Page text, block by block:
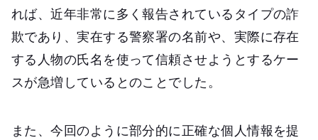
れば、近年非常に多く報告されているタイプの詐
欺であり、実在する警察署の名前や、実際に存在
する人物の氏名を使って信頼させようとするケー
スが急増しているとのことでした。
また、今回のように部分的に正確な個人情報を提